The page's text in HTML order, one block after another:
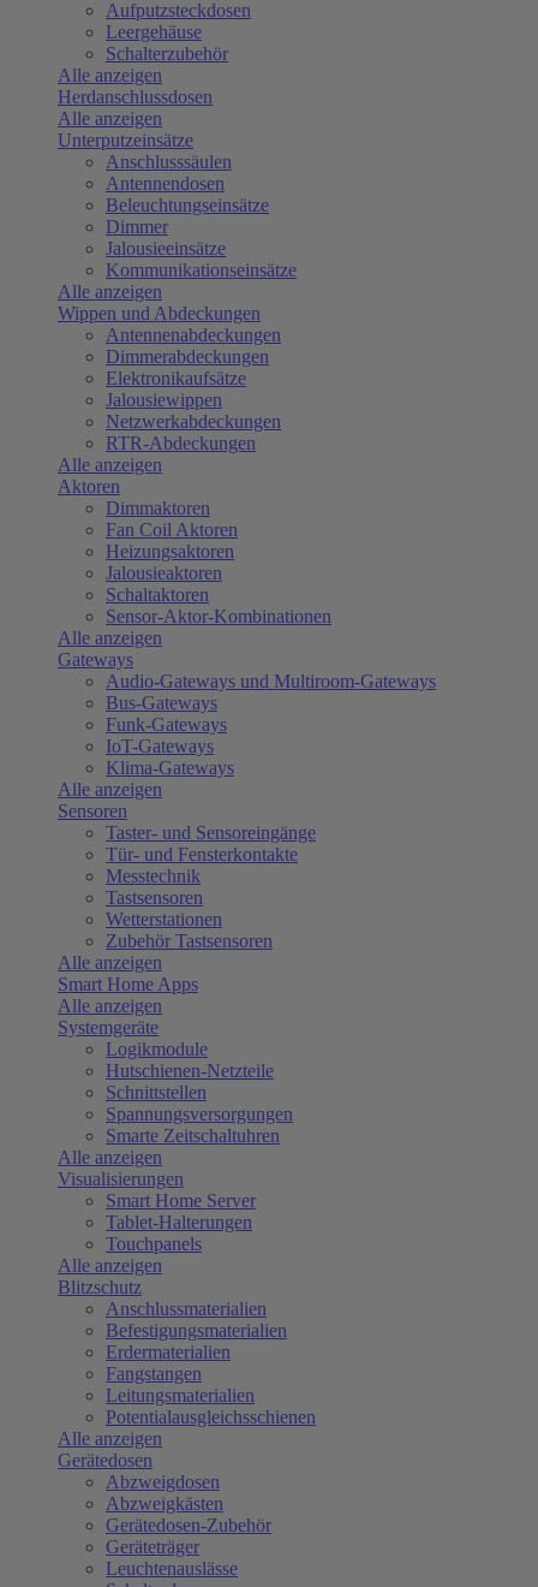
Aufputzsteckdosen
Leergehäuse
Schalterzubehör
Alle anzeigen
Herdanschlussdosen
Alle anzeigen
Unterputzeinsätze
Anschlusssäulen
Antennendosen
Beleuchtungseinsätze
Dimmer
Jalousieeinsätze
Kommunikationseinsätze
Alle anzeigen
Wippen und Abdeckungen
Antennenabdeckungen
Dimmerabdeckungen
Elektronikaufsätze
Jalousiewippen
Netzwerkabdeckungen
RTR-Abdeckungen
Alle anzeigen
Aktoren
Dimmaktoren
Fan Coil Aktoren
Heizungsaktoren
Jalousieaktoren
Schaltaktoren
Sensor-Aktor-Kombinationen
Alle anzeigen
Gateways
Audio-Gateways und Multiroom-Gateways
Bus-Gateways
Funk-Gateways
IoT-Gateways
Klima-Gateways
Alle anzeigen
Sensoren
Taster- und Sensoreingänge
Tür- und Fensterkontakte
Messtechnik
Tastsensoren
Wetterstationen
Zubehör Tastsensoren
Alle anzeigen
Smart Home Apps
Alle anzeigen
Systemgeräte
Logikmodule
Hutschienen-Netzteile
Schnittstellen
Spannungsversorgungen
Smarte Zeitschaltuhren
Alle anzeigen
Visualisierungen
Smart Home Server
Tablet-Halterungen
Touchpanels
Alle anzeigen
Blitzschutz
Anschlussmaterialien
Befestigungsmaterialien
Erdermaterialien
Fangstangen
Leitungsmaterialien
Potentialausgleichsschienen
Alle anzeigen
Gerätedosen
Abzweigdosen
Abzweigkästen
Gerätedosen-Zubehör
Geräteträger
Leuchtenauslässe